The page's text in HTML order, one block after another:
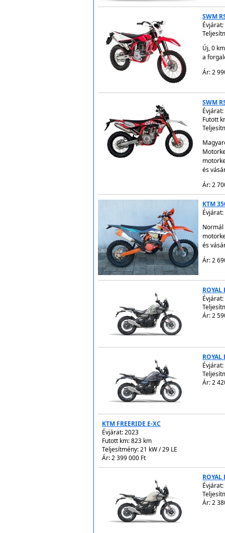
SWM
Évjárat:
Új, 0
a
Ár: 2
SWM
Évjárat:
Futott
és
Ár: 2
KTM
Évjárat:
Normál
és
Ár: 2
Évjárat:
Ár: 2
Évjárat:
Ár: 2
KTM FREERIDE E-XC
Évjárat:2023
Futott km: 823 km
Teljesítmény: 21 kW / 29 LE
Ár: 2 399 000 Ft
Évjárat:
Ár: 2